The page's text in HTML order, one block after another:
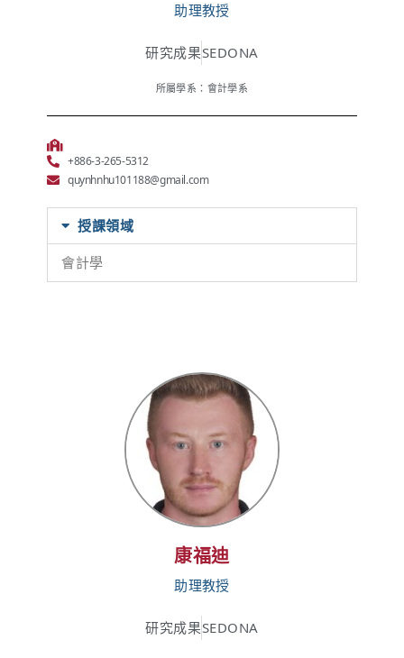
助理教授
研究成果SEDONA
所屬學系：會計學系
+886-3-265-5312
quynhnhu101188@gmail.com
授課領域
會計學
康福迪
助理教授
研究成果SEDONA